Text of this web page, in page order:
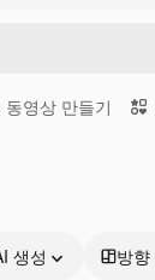
동영상 만들기
생성 방향